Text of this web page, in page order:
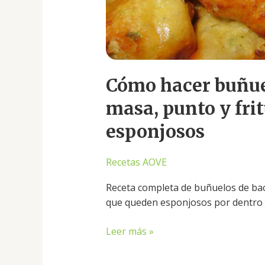
Cómo hacer
masa, punto y
esponjosos
Recetas AOVE
Receta completa de buñuelos de
que queden esponjosos por
queden
esponjosos
Leer más »